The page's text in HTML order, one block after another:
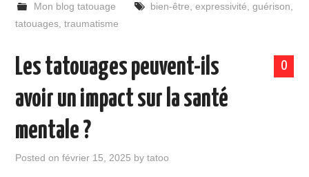
Mon blog tatouage bien-être expressivité guérison
tatouages ,traumatisme
0
Les tatouages peuvent-ils
avoir un impact sur la santé
mentale ?
Posted onfévrier 15, 2025 bytatoo